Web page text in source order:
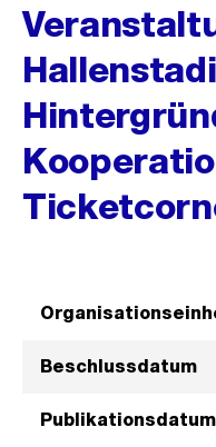
Beschlussdatum
Publikationsdatum